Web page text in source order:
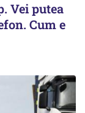
Vei putea
Cum e